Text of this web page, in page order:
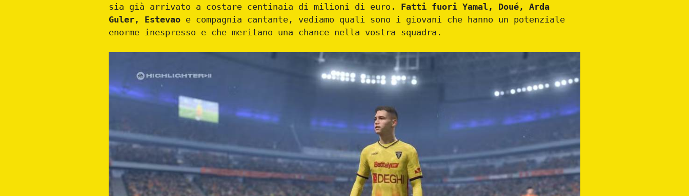
sia già arrivato a costare centinaia di milioni di euro. Fatti fuori Yamal, Doué, Arda
Guler, Estevao e compagnia cantante, vediamo quali sono i giovani che hanno un potenziale
enorme inespresso e che meritano una chance nella vostra squadra.